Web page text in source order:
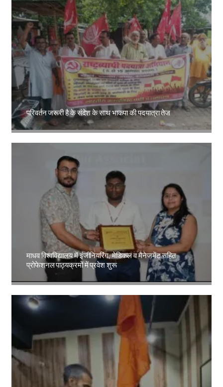
परिवर्तन जरूरी है के संदेश के साथ भाकपा की पदयात्रा तेज
Amit Lekh
माधव विश्वविद्यालय में इंजीनियरिंग, मेडिकल व मैनेजमेंट सहित
प्रोफेशनल पाठ्यक्रमों में प्रवेश शुरू
Amit Lekh